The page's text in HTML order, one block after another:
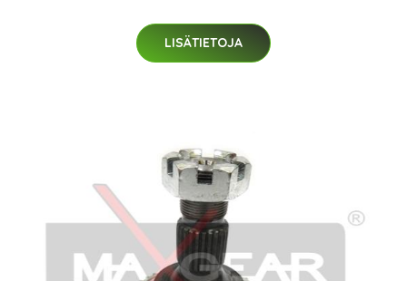
LISÄTIETOJA